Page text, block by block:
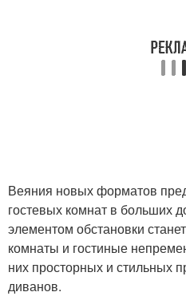
Веяния новых форматов
гостевых комнат в больших
элементом обстановки
комнаты и гостиные
них просторных и стильных
диванов.